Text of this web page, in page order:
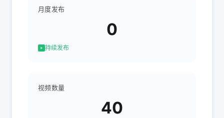
月度发布
0
持续发布
视频数量
40